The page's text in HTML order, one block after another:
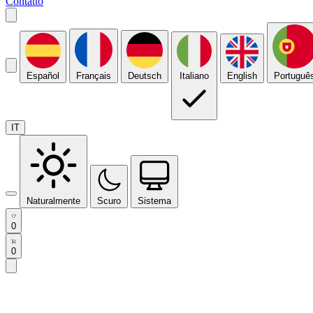
Español Français Deutsch Italiano English
IT
Naturalmente Scuro Sistema
0
0